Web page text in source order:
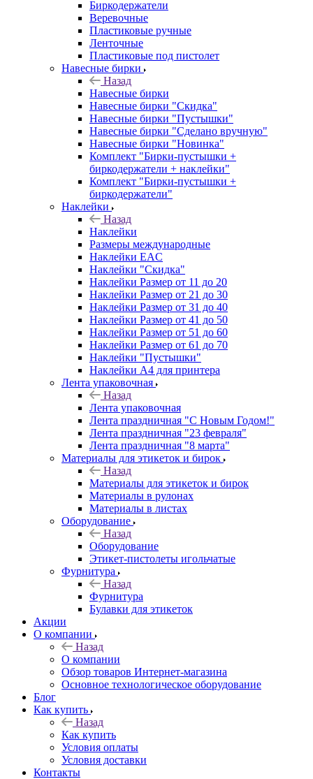
Биркодержатели
Веревочные
Пластиковые ручные
Ленточные
Пластиковые под пистолет
Навесные бирки
Назад
Навесные бирки
Навесные бирки "Скидка"
Навесные бирки "Пустышки"
Навесные бирки "Сделано вручную"
Навесные бирки "Новинка"
Комплект "Бирки-пустышки +
биркодержатели + наклейки"
Комплект "Бирки-пустышки +
биркодержатели"
Наклейки
Назад
Наклейки
Размеры международные
Наклейки EAC
Наклейки "Скидка"
Наклейки Размер от 11 до 20
Наклейки Размер от 21 до 30
Наклейки Размер от 31 до 40
Наклейки Размер от 41 до 50
Наклейки Размер от 51 до 60
Наклейки Размер от 61 до 70
Наклейки "Пустышки"
Наклейки А4 для принтера
Лента упаковочная
Назад
Лента упаковочная
Лента праздничная "С Новым Годом!"
Лента праздничная "23 февраля"
Лента праздничная "8 марта"
Материалы для этикеток и бирок
Назад
Материалы для этикеток и бирок
Материалы в рулонах
Материалы в листах
Оборудование
Назад
Оборудование
Этикет-пистолеты игольчатые
Фурнитура
Назад
Фурнитура
Булавки для этикеток
Акции
О компании
Назад
О компании
Обзор товаров Интернет-магазина
Основное технологическое оборудование
Блог
Как купить
Назад
Как купить
Условия оплаты
Условия доставки
Контакты